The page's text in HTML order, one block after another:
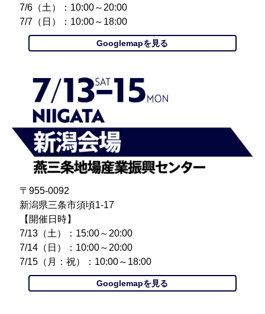
7/6（土）：10:00～20:00
7/7（日）：10:00～18:00
Googlemapを見る
〒955-0092
新潟県三条市須頃1-17
【開催日時】
7/13（土）：15:00～20:00
7/14（日）：10:00～20:00
7/15（月：祝）：10:00～18:00
Googlemapを見る